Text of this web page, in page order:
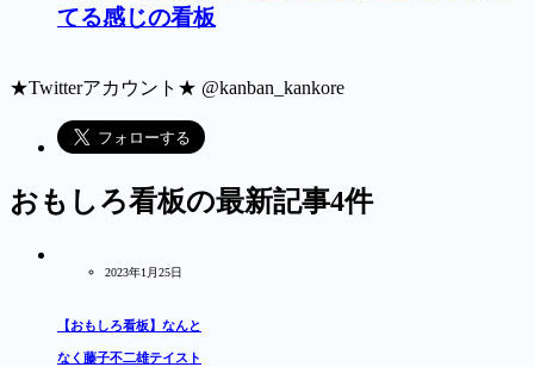
てる感じの看板
★Twitterアカウント★ @kanban_kankore
おもしろ看板の最新記事4件
2023年1月25日
【おもしろ看板】なんと
なく藤子不二雄テイスト